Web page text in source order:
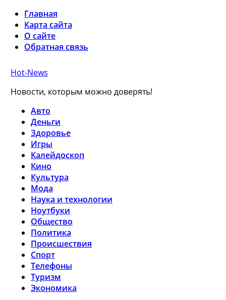
Главная
Карта сайта
О сайте
Обратная связь
Hot-News
Новости, которым можно доверять!
Авто
Деньги
Здоровье
Игры
Калейдоскоп
Кино
Культура
Мода
Наука и технологии
Ноутбуки
Общество
Политика
Происшествия
Спорт
Телефоны
Туризм
Экономика